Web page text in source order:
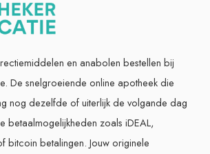
en anabolen bestellen bij
De snelgroeiende online apotheek die
nog dezelfde of uiterlijk de volgande dag
betaalmogelijkheden zoals iDEAL,
bitcoin betalingen. Jouw originele